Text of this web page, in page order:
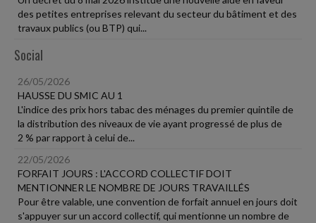
des petites entreprises relevant du secteur du bâtiment et des
travaux publics (ou BTP) qui...
Social
26/05/2026
HAUSSE DU SMIC AU 1
L'indice des prix hors tabac des ménages du premier quintile de
la distribution des niveaux de vie ayant progressé de plus de
2 % par rapport à celui de...
22/05/2026
FORFAIT JOURS : L'ACCORD COLLECTIF DOIT
MENTIONNER LE NOMBRE DE JOURS TRAVAILLÉS
Pour être valable, une convention de forfait annuel en jours doit
s'appuyer sur un accord collectif, qui mentionne un nombre de